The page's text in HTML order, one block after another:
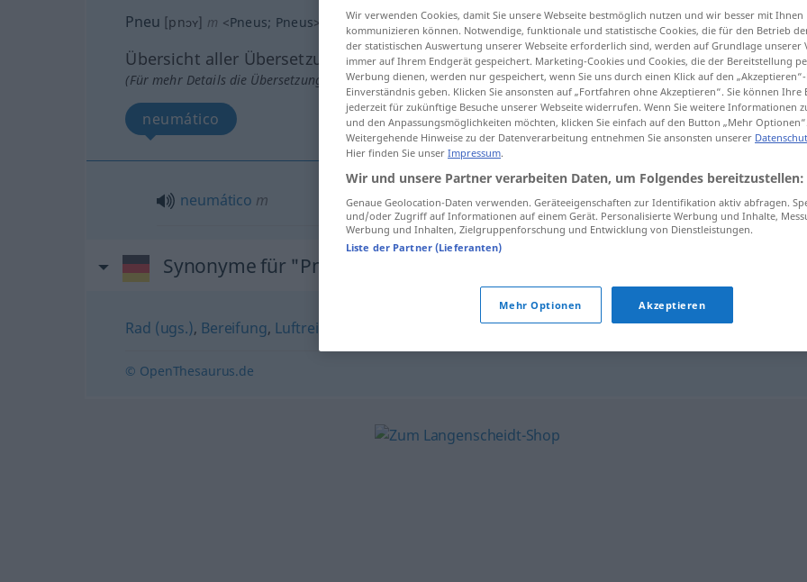
Pneu [pnɔʏ] m <Pneus; Pneus> besonders SCHWEIZ
Übersicht aller Übersetzungen
(Für mehr Details die Übersetzung anklicken/antippen)
neumático
neumático m Pneu
Synonyme für "Pneu"
Rad (ugs.), Bereifung, Luftreifen
© OpenThesaurus.de
Wir verwenden Cookies, damit Sie unsere Webseite bestmöglich nutzen und wir besser mit Ihnen
kommunizieren können. Notwendige, funktionale und statistische Cookies, die für den Betrieb
der statistischen Auswertung unserer Webseite erforderlich sind, werden auf Grundlage unserer
immer auf Ihrem Endgerät gespeichert. Marketing-Cookies und Cookies, die der Bereitstellung
Werbung dienen, werden nur gespeichert, wenn Sie uns durch einen Klick auf den
Einverständnis geben. Klicken Sie ansonsten auf „Fortfahren ohne Akzeptieren“. Sie können Ihre
jederzeit für zukünftige Besuche unserer Webseite widerrufen. Wenn Sie weitere Informationen
und den Anpassungsmöglichkeiten möchten, klicken Sie einfach auf den Button „Mehr Optionen“.
Weitergehende Hinweise zu der Datenverarbeitung entnehmen Sie ansonsten unserer
Hier finden Sie unser Impressum.
Wir und unsere Partner verarbeiten Daten, um Folgendes bereitzustellen:
Genaue Geolocation-Daten verwenden. Geräteeigenschaften zur Identifikation aktiv abfragen.
und/oder Zugriff auf Informationen auf einem Gerät. Personalisierte Werbung und Inhalte,
Werbung und Inhalten, Zielgruppenforschung und Entwicklung von Dienstleistungen.
Liste der Partner (Lieferanten)
Mehr Optionen Akzeptieren